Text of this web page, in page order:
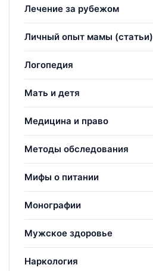
Лечение за рубежом
Личный опыт мамы (статьи)
Логопедия
Мать и детя
Медицина и право
Методы обследования
Мифы о питании
Монографии
Мужское здоровье
Наркология